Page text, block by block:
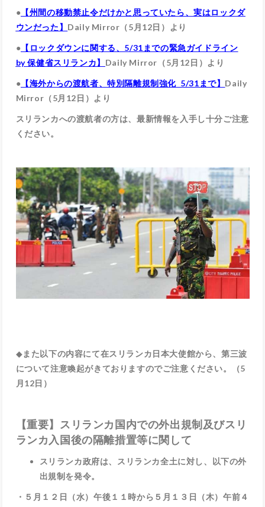
● 【州間の移動禁止令だけかと思っていたら、実はロックダ
ウンだった】 Daily Mirror（5月12日）より
● 【ロックダウンに関する、5/31までの緊急ガイドライン
by 保健省スリランカ】 Daily Mirror（5月12日）より
● 【海外からの渡航者、特別隔離規制強化 5/31まで】 Daily
Mirror（5月12日）より
スリランカへの渡航者の方は、最新情報を入手し十分ご注意
ください。
◆また以下の内容にて在スリランカ日本大使館から、第三波
について注意喚起がきておりますのでご注意ください。（5
月12日）
【重要】スリランカ国内での外出規制及びスリ
ランカ入国後の隔離措置等に関して
スリランカ政府は、スリランカ全土に対し、以下の外
出規制を発令。
・５月１２日（水）午後１１時から５月１３日（木）午前４